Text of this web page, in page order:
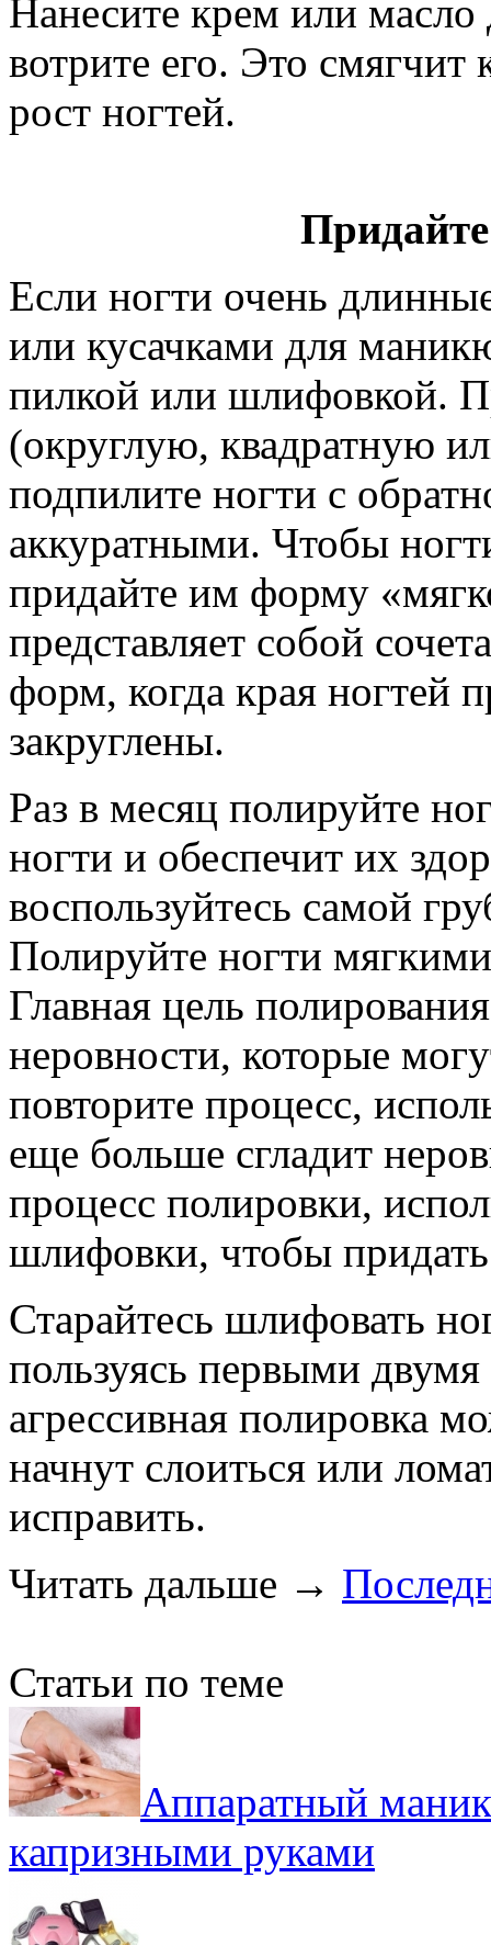
Нанесите крем или масло
вотрите его. Это смягчит
рост ногтей.
Если ногти очень
или кусачками для
пилкой или шлифовкой.
(округлую, квадратную
подпилите ногти с
аккуратными. Чтобы
придайте им форму
представляет собой
форм, когда края ногтей
закруглены.
Раз в месяц полируйте
ногти и обеспечит их
воспользуйтесь самой
Полируйте ногти
Главная цель
неровности, которые
повторите процесс,
еще больше сгладит
процесс полировки,
шлифовки, чтобы
Старайтесь шлифовать
пользуясь первыми
агрессивная полировка
начнут слоиться или
исправить.
Читать дальше →
Статьи по теме
Аппаратный
капризными руками